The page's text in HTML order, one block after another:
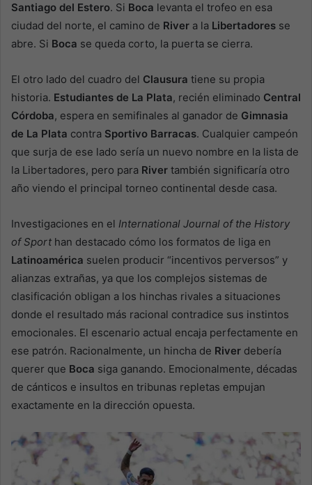
Santiago del Estero. Si Boca levanta el trofeo en esa
ciudad del norte, el camino de River a la Libertadores se
abre. Si Boca se queda corto, la puerta se cierra.
El otro lado del cuadro del Clausura tiene su propia
historia. Estudiantes de La Plata, recién eliminado Central
Córdoba, espera en semifinales al ganador de Gimnasia
de La Plata contra Sportivo Barracas. Cualquier campeón
que surja de ese lado sería un nuevo nombre en la lista de
la Libertadores, pero para River también significaría otro
año viendo el principal torneo continental desde casa.
Investigaciones en el International Journal of the History
of Sport han destacado cómo los formatos de liga en
Latinoamérica suelen producir “incentivos perversos” y
alianzas extrañas, ya que los complejos sistemas de
clasificación obligan a los hinchas rivales a situaciones
donde el resultado más racional contradice sus instintos
emocionales. El escenario actual encaja perfectamente en
ese patrón. Racionalmente, un hincha de River debería
querer que Boca siga ganando. Emocionalmente, décadas
de cánticos e insultos en tribunas repletas empujan
exactamente en la dirección opuesta.